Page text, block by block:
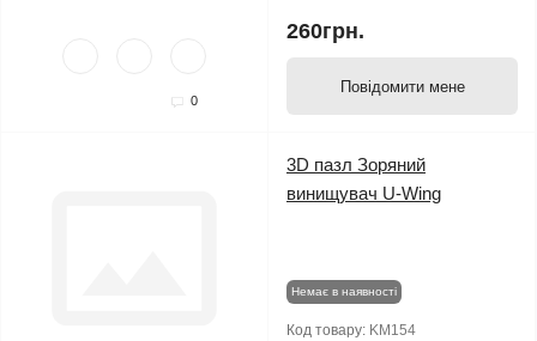
0
260грн.
Повідомити мене
3D пазл Зоряний
винищувач U-Wing
Немає в наявності
Код товару: KM154